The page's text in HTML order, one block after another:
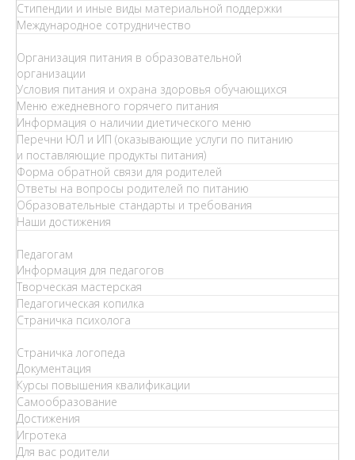
Стипендии и иные виды материальной поддержки
Международное сотрудничество
Организация питания в образовательной
организации
Условия питания и охрана здоровья обучающихся
Меню ежедневного горячего питания
Информация о наличии диетического меню
Перечни ЮЛ и ИП (оказывающие услуги по питанию
и поставляющие продукты питания)
Форма обратной связи для родителей
Ответы на вопросы родителей по питанию
Образовательные стандарты и требования
Наши достижения
Педагогам
Информация для педагогов
Творческая мастерская
Педагогическая копилка
Страничка психолога
Страничка логопеда
Документация
Курсы повышения квалификации
Самообразование
Достижения
Игротека
Для вас родители